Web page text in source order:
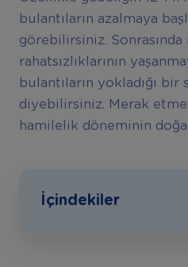
bulantıların azalmaya
görebilirsiniz. Sonrasında
rahatsızlıklarının
bulantıların yokladığı bir
diyebilirsiniz. Merak
hamilelik döneminin
İçindekiler